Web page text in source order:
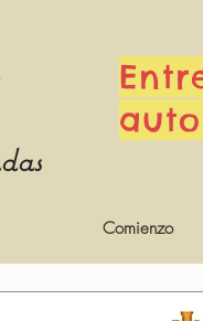
Comienzo